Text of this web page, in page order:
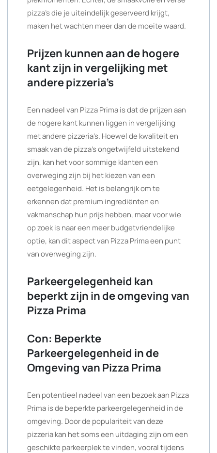
pizza’s die je uiteindelijk geserveerd krijgt,
maken het wachten meer dan de moeite waard.
Prijzen kunnen aan de hogere
kant zijn in vergelijking met
andere pizzeria’s
Een nadeel van Pizza Prima is dat de prijzen aan
de hogere kant kunnen liggen in vergelijking
met andere pizzeria’s. Hoewel de kwaliteit en
smaak van de pizza’s ongetwijfeld uitstekend
zijn, kan het voor sommige klanten een
overweging zijn bij het kiezen van een
eetgelegenheid. Het is belangrijk om te
erkennen dat premium ingrediënten en
vakmanschap hun prijs hebben, maar voor wie
op zoek is naar een meer budgetvriendelijke
optie, kan dit aspect van Pizza Prima een punt
van overweging zijn.
Parkeergelegenheid kan
beperkt zijn in de omgeving van
Pizza Prima
Con: Beperkte
Parkeergelegenheid in de
Omgeving van Pizza Prima
Een potentieel nadeel van een bezoek aan Pizza
Prima is de beperkte parkeergelegenheid in de
omgeving. Door de populariteit van deze
pizzeria kan het soms een uitdaging zijn om een
geschikte parkeerplek te vinden, vooral tijdens